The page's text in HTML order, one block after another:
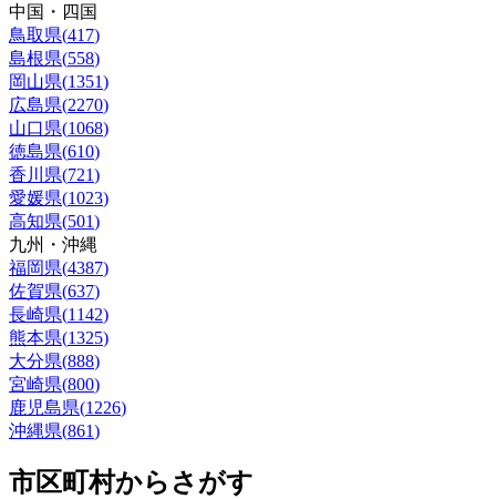
中国・四国
鳥取県(417)
島根県(558)
岡山県(1351)
広島県(2270)
山口県(1068)
徳島県(610)
香川県(721)
愛媛県(1023)
高知県(501)
九州・沖縄
福岡県(4387)
佐賀県(637)
長崎県(1142)
熊本県(1325)
大分県(888)
宮崎県(800)
鹿児島県(1226)
沖縄県(861)
市区町村からさがす